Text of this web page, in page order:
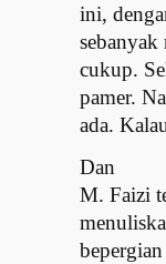
ini,
cukup.
pamer.
ada.
Dan
M. Faizi